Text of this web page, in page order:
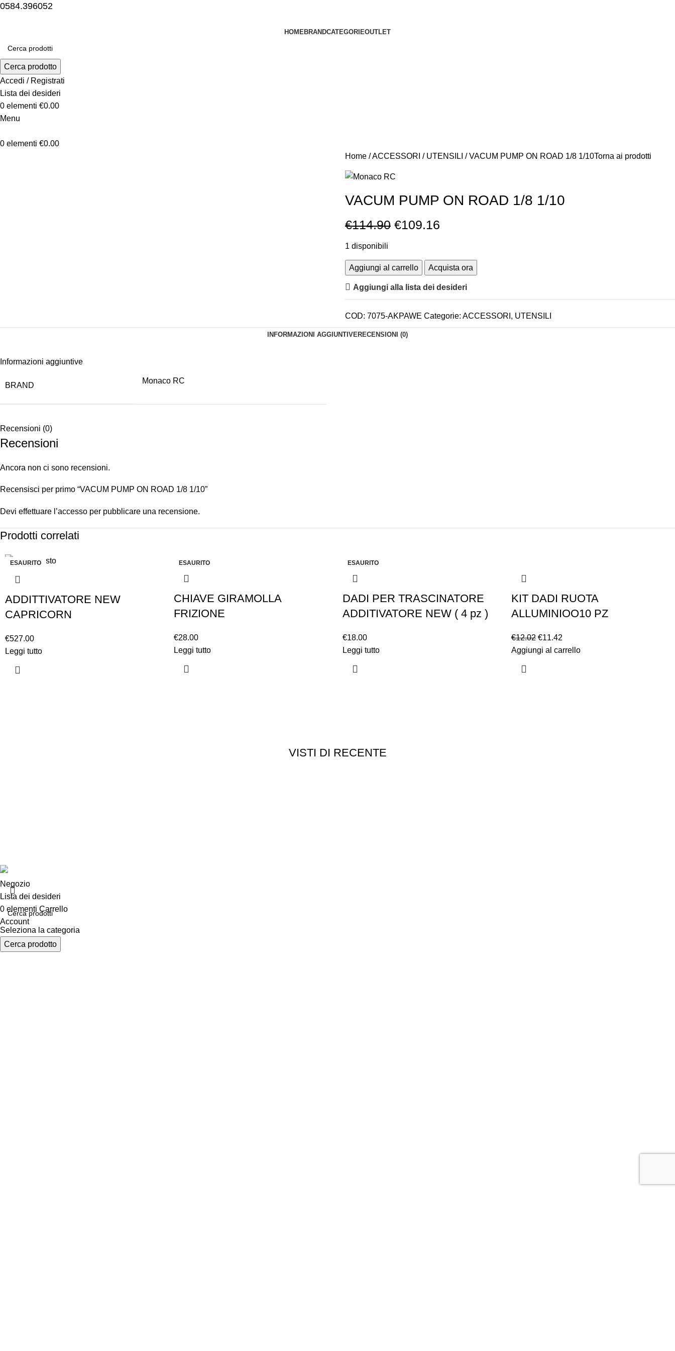
0584.396052
HOMEBRANDCATEGORIEOUTLET
Cerca prodotto
Accedi / Registrati
Lista dei desideri
0 elementi €0.00
Menu
0 elementi €0.00
Home ACCESSORI UTENSILI VACUM PUMP ON ROAD 1/8 1/10Torna ai prodotti
VACUM PUMP ON ROAD 1/8 1/10
€114.90 €109.16
1 disponibili
Aggiungi al carrello Acquista ora
Aggiungi alla lista dei desideri
COD: 7075-AKPAWE Categorie: ACCESSORI , UTENSILI
INFORMAZIONI AGGIUNTIVERECENSIONI (0)
Informazioni aggiuntive
BRAND
Monaco RC
Recensioni (0)
Recensioni
Ancora non ci sono recensioni.
Recensisci per primo “VACUM PUMP ON ROAD 1/8 1/10”
Devi effettuare l’accesso per pubblicare una recensione.
Prodotti correlati
ESAURITO
ADDITTIVATORE NEW
CAPRICORN
€527.00
Leggi tutto
ESAURITO
CHIAVE GIRAMOLLA
FRIZIONE
€28.00
Leggi tutto
ESAURITO
DADI PER TRASCINATORE
ADDITIVATORE NEW ( 4 pz )
€18.00
Leggi tutto
KIT DADI RUOTA
ALLUMINIOO10 PZ
€12.02 €11.42
Aggiungi al carrello
VISTI DI RECENTE
Seleziona la categoria
Cerca prodotto
Negozio
Lista dei desideri
0 elementi Carrello
Account